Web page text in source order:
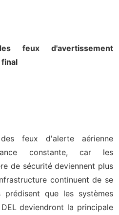
feux d'avertissement
feux d'alerte aérienne
constante, car les
de sécurité deviennent plus
continuent de se
prédisent que les systèmes
deviendront la principale